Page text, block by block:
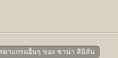
ตาแกรมอื่นๆ ของ ซาน่า สิมิลัน